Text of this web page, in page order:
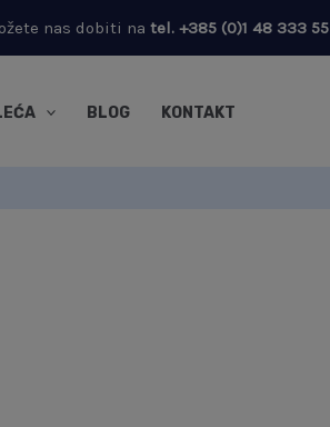
nas dobiti na tel. +385 (0)1 48 333 55
BLOG KONTAKT